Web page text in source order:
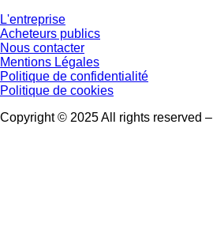
L'entreprise
Acheteurs publics
Nous contacter
Mentions Légales
Politique de confidentialité
Politique de cookies
Copyright © 2025 All rights reserved –